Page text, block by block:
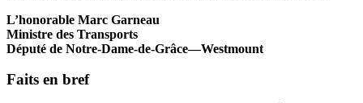
L’honorable Marc Garneau
Ministre des Transports
Député de Notre-Dame-de-Grâce—Westmount
Faits en bref